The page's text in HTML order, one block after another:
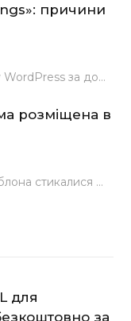
причини
Під час локалізації тем або плагінів у WordPress за допомогою популярного інструменту Loco Translate розробники…
розміщена в
Вже кілька разів під час верстки шаблона стикалися з проблемою, коли замість контактної форми, згенерованої…
для
за